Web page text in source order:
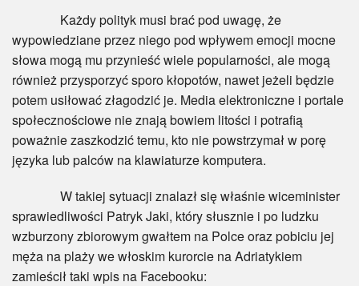
BlogAiD
Zaproszenia
Każdy polityk musi brać pod uwagę, że
wypowiedziane przez niego pod wpływem emocji mocne
słowa mogą mu przynieść wiele popularności, ale mogą
również przysporzyć sporo kłopotów, nawet jeżeli będzie
potem usiłować złagodzić je. Media elektroniczne i portale
społecznościowe nie znają bowiem litości i potrafią
poważnie zaszkodzić temu, kto nie powstrzymał w porę
języka lub palców na klawiaturze komputera.
W takiej sytuacji znalazł się właśnie wiceminister
sprawiedliwości Patryk Jaki, który słusznie i po ludzku
wzburzony zbiorowym gwałtem na Polce oraz pobiciu jej
męża na plaży we włoskim kurorcie na Adriatykiem
zamieścił taki wpis na Facebooku: